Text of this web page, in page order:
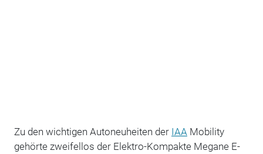
Zu den wichtigen Autoneuheiten der IAA Mobility
gehörte zweifellos der Elektro-Kompakte Megane E-